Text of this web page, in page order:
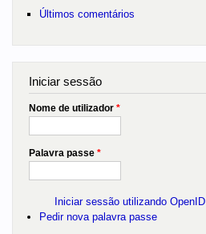
Últimos comentários
Iniciar sessão
Nome de utilizador *
Palavra passe *
Iniciar sessão utilizando OpenID
Pedir nova palavra passe